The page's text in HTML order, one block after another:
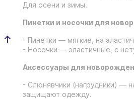
Для осени и зимы.
Пинетки и носочки для
- Пинетки — мягкие, на
- Носочки — эластичные, с
Аксессуары для
- Слюнявчики (нагрудники) —
защищают одежду.